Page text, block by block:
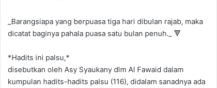
_Barangsiapa yang berpuasa tiga hari dibulan rajab, maka
dicatat baginya pahala puasa satu bulan penuh._ 🔻
*Hadits ini palsu,*
disebutkan oleh Asy Syaukany dlm Al Fawaid dalam
kumpulan hadits-hadits palsu (116), didalam sanadnya ada